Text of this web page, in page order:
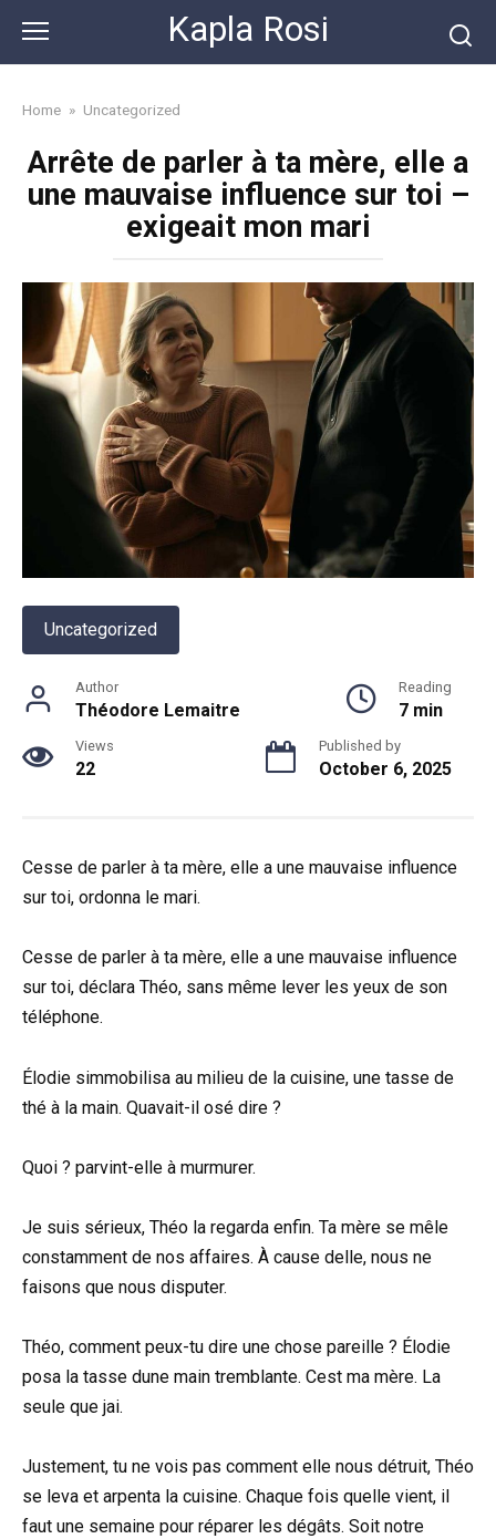
content
Kapla Rosi
Home » Uncategorized
Arrête de parler à ta mère, elle a
une mauvaise influence sur toi –
exigeait mon mari
Uncategorized
Author
Théodore Lemaitre
Reading
7 min
Views
22
Published by
October 6, 2025
Cesse de parler à ta mère, elle a une mauvaise influence
sur toi, ordonna le mari.
Cesse de parler à ta mère, elle a une mauvaise influence
sur toi, déclara Théo, sans même lever les yeux de son
téléphone.
Élodie simmobilisa au milieu de la cuisine, une tasse de
thé à la main. Quavait-il osé dire ?
Quoi ? parvint-elle à murmurer.
Je suis sérieux, Théo la regarda enfin. Ta mère se mêle
constamment de nos affaires. À cause delle, nous ne
faisons que nous disputer.
Théo, comment peux-tu dire une chose pareille ? Élodie
posa la tasse dune main tremblante. Cest ma mère. La
seule que jai.
Justement, tu ne vois pas comment elle nous détruit, Théo
se leva et arpenta la cuisine. Chaque fois quelle vient, il
faut une semaine pour réparer les dégâts. Soit notre